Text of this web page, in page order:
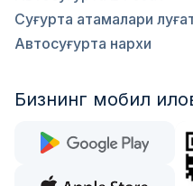
Суғурта атамалари
Автосуғурта нархи
Бизнинг мобил